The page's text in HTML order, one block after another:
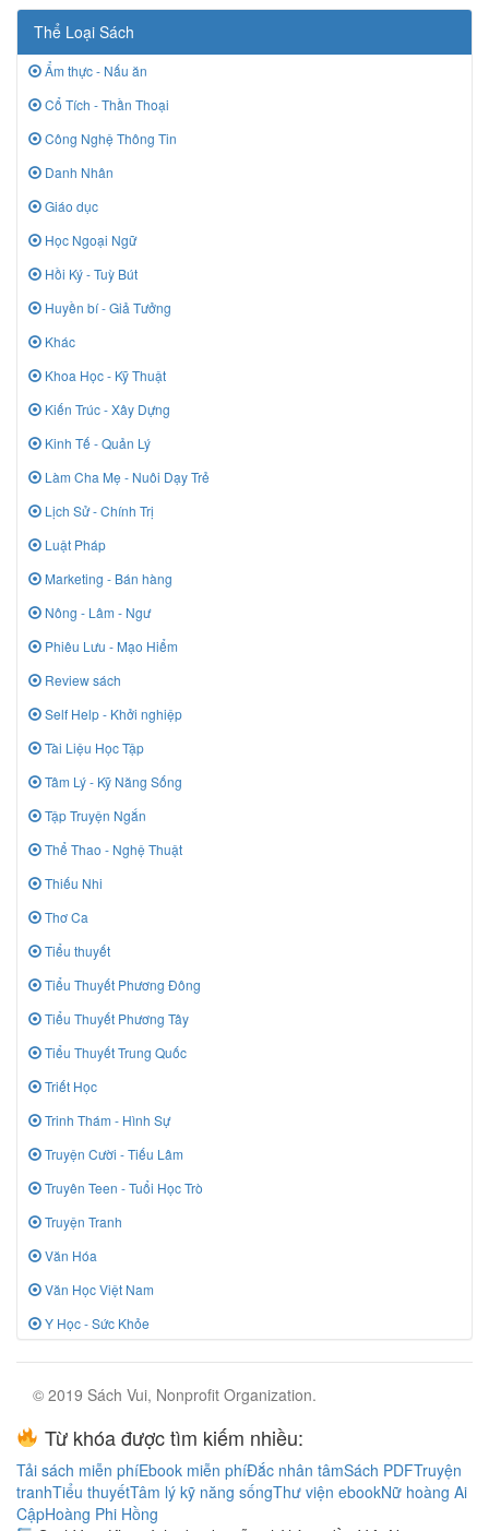
Thể Loại Sách
Ẩm thực - Nấu ăn
Cổ Tích - Thần Thoại
Công Nghệ Thông Tin
Danh Nhân
Giáo dục
Học Ngoại Ngữ
Hồi Ký - Tuỳ Bút
Huyền bí - Giả Tưởng
Khác
Khoa Học - Kỹ Thuật
Kiến Trúc - Xây Dựng
Kinh Tế - Quản Lý
Làm Cha Mẹ - Nuôi Dạy Trẻ
Lịch Sử - Chính Trị
Luật Pháp
Marketing - Bán hàng
Nông - Lâm - Ngư
Phiêu Lưu - Mạo Hiểm
Review sách
Self Help - Khởi nghiệp
Tài Liệu Học Tập
Tâm Lý - Kỹ Năng Sống
Tập Truyện Ngắn
Thể Thao - Nghệ Thuật
Thiếu Nhi
Thơ Ca
Tiểu thuyết
Tiểu Thuyết Phương Đông
Tiểu Thuyết Phương Tây
Tiểu Thuyết Trung Quốc
Triết Học
Trinh Thám - Hình Sự
Truyện Cười - Tiếu Lâm
Truyên Teen - Tuổi Học Trò
Truyện Tranh
Văn Hóa
Văn Học Việt Nam
Y Học - Sức Khỏe
© 2019 Sách Vui, Nonprofit Organization.
Từ khóa được tìm kiếm nhiều:
Tải sách miễn phíEbook miễn phíĐắc nhân tâmSách PDFTruyện
tranhTiểu thuyếtTâm lý kỹ năng sốngThư viện ebookNữ hoàng Ai
CậpHoàng Phi Hồng